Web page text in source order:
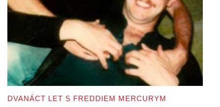
DVANÁCT LET S FREDDIEM MERCURYM